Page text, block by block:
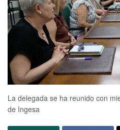
La delegada se ha reunido con
de Ingesa